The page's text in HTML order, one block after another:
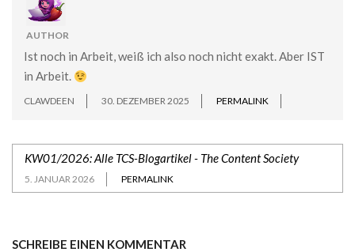
AUTHOR
Ist noch in Arbeit, weiß ich also noch nicht exakt. Aber IST
in Arbeit.
CLAWDEEN 30. DEZEMBER 2025 PERMALINK
KW01/2026: Alle TCS-Blogartikel - The Content Society
5. JANUAR 2026 PERMALINK
SCHREIBE EINEN KOMMENTAR